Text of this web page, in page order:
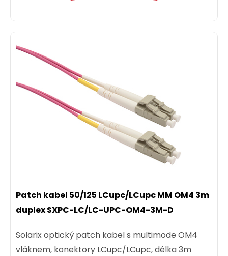
Patch kabel 50/125 LCupc/LCupc MM OM4 3m
duplex SXPC-LC/LC-UPC-OM4-3M-D
Solarix optický patch kabel s multimode OM4
vláknem, konektory LCupc/LCupc, délka 3m